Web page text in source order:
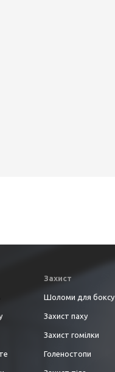
Захист
Шоломи для боксу
Захист паху
Захист гомілки
Голеностопи